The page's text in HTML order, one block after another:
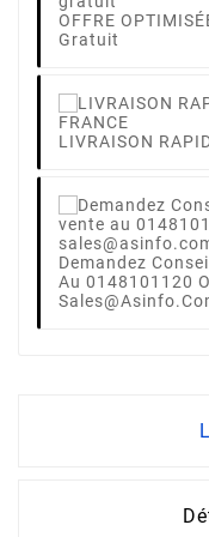
OFFRE
Gratuit
LIVRAISON
Demandez
Au 0148101120